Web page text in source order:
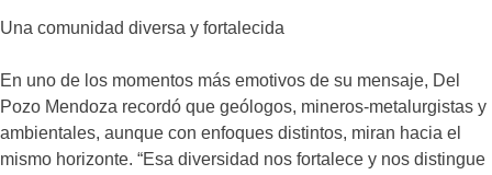
Una comunidad diversa y fortalecida
En uno de los momentos más emotivos de su mensaje, Del
Pozo Mendoza recordó que geólogos, mineros-metalurgistas y
ambientales, aunque con enfoques distintos, miran hacia el
mismo horizonte. “Esa diversidad nos fortalece y nos distingue